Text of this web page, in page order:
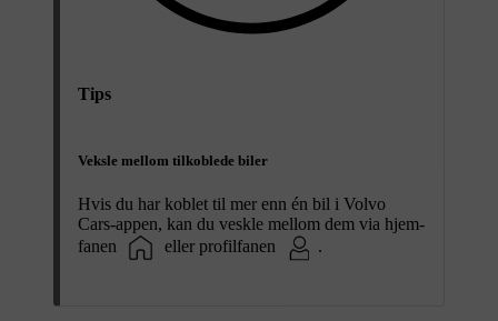
Tips
Veksle mellom tilkoblede biler
Hvis du har koblet til mer enn én bil i Volvo
Cars-appen, kan du veskle mellom dem via hjem-
fanen
eller profilfanen .